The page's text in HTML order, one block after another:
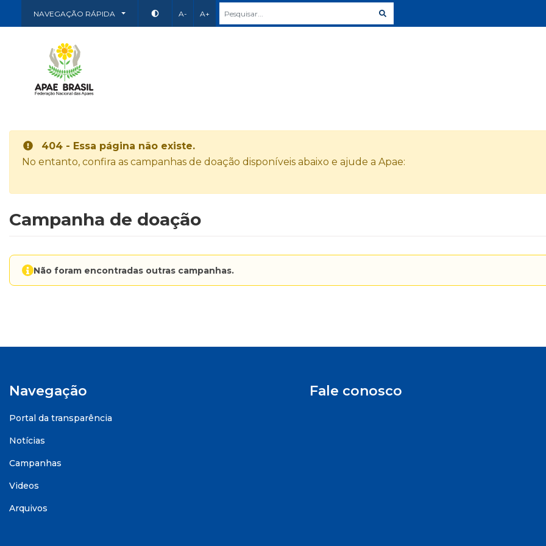
NAVEGAÇÃO RÁPIDA A- A+
404 - Essa página não existe.
No entanto, confira as campanhas de doação disponíveis abaixo e ajude a Apae:
Campanha de doação
Não foram encontradas outras campanhas.
Navegação
Portal da transparência
Notícias
Campanhas
Videos
Arquivos
Fale conosco